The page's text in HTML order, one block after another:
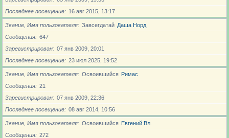
Последнее посещение
16 авг 2015, 13:17
Звание, Имя пользователя Завсегдатай Даша Норд
Сообщения
647
Зарегистрирован
07 янв 2009, 20:01
Последнее посещение
23 июл 2025, 19:52
Звание, Имя пользователя Освоившийся Римас
Сообщения
21
Зарегистрирован
07 янв 2009, 22:36
Последнее посещение
08 авг 2014, 10:56
Звание, Имя пользователя Освоившийся Евгений Вл.
Сообщения
272